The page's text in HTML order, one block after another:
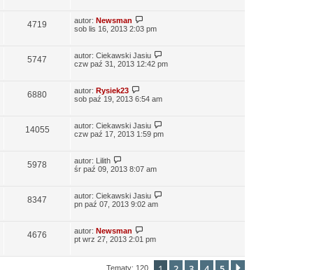
4719 autor: Newsman
sob lis 16, 2013 2:03 pm
5747 autor: Ciekawski Jasiu
czw paź 31, 2013 12:42 pm
6880 autor: Rysiek23
sob paź 19, 2013 6:54 am
14055 autor: Ciekawski Jasiu
czw paź 17, 2013 1:59 pm
5978 autor: Lilith
śr paź 09, 2013 8:07 am
8347 autor: Ciekawski Jasiu
pn paź 07, 2013 9:02 am
4676 autor: Newsman
pt wrz 27, 2013 2:01 pm
Tematy: 120